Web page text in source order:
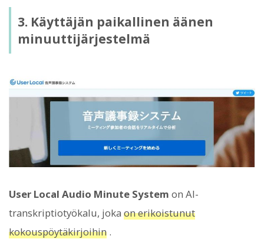
3. Käyttäjän paikallinen äänen
minuuttijärjestelmä
User Local Audio Minute System on AI-
transkriptiotyökalu, joka on erikoistunut
kokouspöytäkirjoihin .